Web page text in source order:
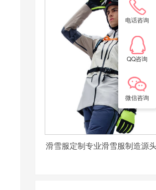
滑雪服定制专业滑雪服制造源
电话咨询
QQ咨询
微信咨询